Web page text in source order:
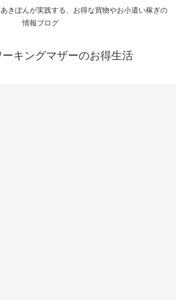
きぽんが実践する、お得な買物やお小遣い稼ぎの
情報ブログ
キングマザーのお得生活